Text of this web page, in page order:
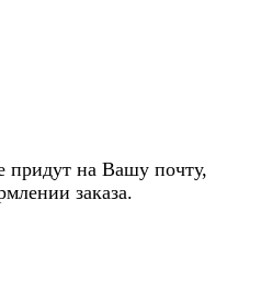
придут на Вашу почту,
заказа.